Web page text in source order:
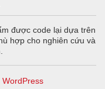
được code lại dựa trên
hợp cho nghiên cứu và
WordPress